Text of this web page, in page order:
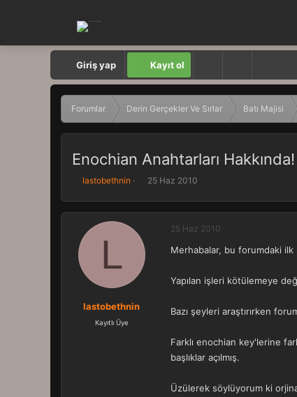
Giriş yap Kayıt ol
Forumlar Derin Gerçekler Ve Sırlar Batı Majisi
Enochian Anahtarları Hakkında!
K
n
u
y
b
l
lastobethnin
B
ş
25 Haz 2010
L
lastobethnin
Kayıtlı Üye
25 Haz 2010
Merhabalar, bu forumdaki ilk
Yapılan işleri kötülemeye
Bazı şeyleri araştırırken
Farklı enochian key'lerine
başlıklar açılmış.
Üzülerek söylüyorum ki